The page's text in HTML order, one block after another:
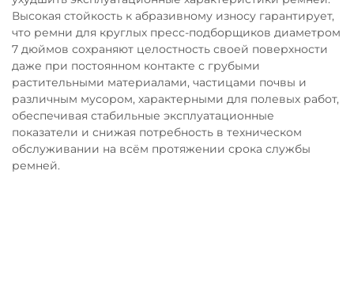
Высокая стойкость к абразивному износу гарантирует,
что ремни для круглых пресс-подборщиков диаметром
7 дюймов сохраняют целостность своей поверхности
даже при постоянном контакте с грубыми
растительными материалами, частицами почвы и
различным мусором, характерными для полевых работ,
обеспечивая стабильные эксплуатационные
показатели и снижая потребность в техническом
обслуживании на всём протяжении срока службы
ремней.